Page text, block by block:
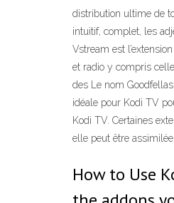
distribution ultime de
intuitif, complet, les
Vstream est
et radio y compris
des Le nom
idéale pour Kodi TV
Kodi TV. Certaines
elle peut être
How to Use